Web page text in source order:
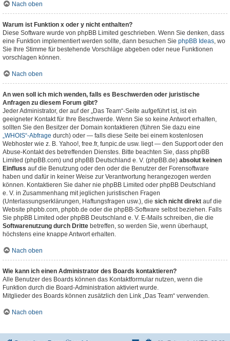
Nach oben
Warum ist Funktion x oder y nicht enthalten?
Diese Software wurde von phpBB Limited geschrieben. Wenn Sie denken, dass
eine Funktion implementiert werden sollte, dann besuchen Sie phpBB Ideas, wo
Sie Ihre Stimme für bestehende Vorschläge abgeben oder neue Funktionen
vorschlagen können.
Nach oben
An wen soll ich mich wenden, falls es Beschwerden oder juristische
Anfragen zu diesem Forum gibt?
Jeder Administrator, der auf der „Das Team“-Seite aufgeführt ist, ist ein
geeigneter Kontakt für Ihre Beschwerde. Wenn Sie so keine Antwort erhalten,
sollten Sie den Besitzer der Domain kontaktieren (führen Sie dazu eine
„WHOIS“-Abfrage durch) oder — falls diese Seite bei einem kostenlosen
Webhoster wie z. B. Yahoo!, free.fr, funpic.de usw. liegt — den Support oder den
Abuse-Kontakt des betreffenden Dienstes. Bitte beachten Sie, dass phpBB
Limited (phpBB.com) und phpBB Deutschland e. V. (phpBB.de) absolut keinen
Einfluss auf die Benutzung oder den oder die Benutzer der Forensoftware
haben und dafür in keiner Weise zur Verantwortung herangezogen werden
können. Kontaktieren Sie daher nie phpBB Limited oder phpBB Deutschland
e. V. in Zusammenhang mit jeglichen juristischen Fragen
(Unterlassungserklärungen, Haftungsfragen usw.), die sich nicht direkt auf die
Website phpbb.com, phpbb.de oder die phpBB-Software selbst beziehen. Falls
Sie phpBB Limited oder phpBB Deutschland e. V. E-Mails schreiben, die die
Softwarenutzung durch Dritte betreffen, so werden Sie, wenn überhaupt,
höchstens eine knappe Antwort erhalten.
Nach oben
Wie kann ich einen Administrator des Boards kontaktieren?
Alle Benutzer des Boards können das Kontaktformular nutzen, wenn die
Funktion durch die Board-Administration aktiviert wurde.
Mitglieder des Boards können zusätzlich den Link „Das Team“ verwenden.
Nach oben